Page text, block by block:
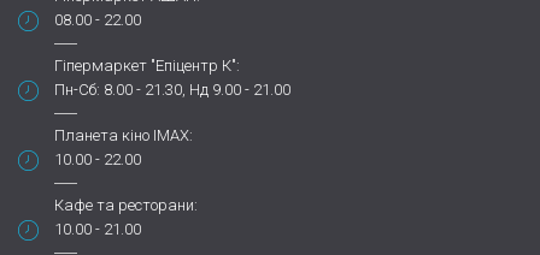
08.00 - 22.00
Гіпермаркет "Епіцентр К":
Пн-Сб: 8.00 - 21.30, Нд 9.00 - 21.00
Планета кіно IMAX:
10.00 - 22.00
Кафе та ресторани:
10.00 - 21.00